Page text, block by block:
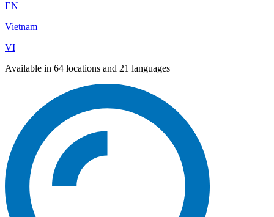
EN
Vietnam
VI
Available in 64 locations and 21 languages